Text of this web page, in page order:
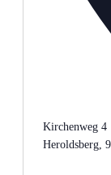
Kirchenweg 4
Heroldsberg,